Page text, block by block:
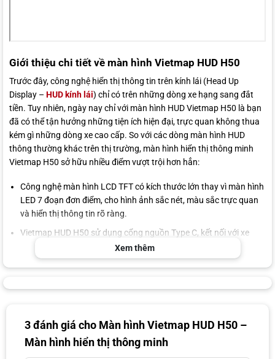
Giới thiệu chi tiết về màn hình Vietmap HUD H50
Trước đây, công nghệ hiển thị thông tin trên kính lái (Head Up
Display – HUD kính lái) chỉ có trên những dòng xe hạng sang đắt
tiền. Tuy nhiên, ngày nay chỉ với màn hình HUD Vietmap H50 là bạn
đã có thể tận hưởng những tiện ích hiện đại, trực quan không thua
kém gì những dòng xe cao cấp. So với các dòng màn hình HUD
thông thường khác trên thị trường, màn hình hiển thị thông minh
Vietmap H50 sở hữu nhiều điểm vượt trội hơn hẳn:
Công nghệ màn hình LCD TFT có kích thước lớn thay vì màn hình
LED 7 đoạn đơn điểm, cho hình ảnh sắc nét, màu sắc trực quan
và hiển thị thông tin rõ ràng.
Vietmap HUD H50 sử dụng cổng nguồn Type C, kết nối với xe
qua cáp OBD II hoặc USB, không can thiệp vào hệ thống điện xe,
không ảnh hưởng chế độ bảo hành xe, đặc biệt phù hợp với các
Sản phẩm tương thích với hầu hết các dòng xe từ sedan cho đến
Thiết bị vừa hiển thị dữ liệu ô tô (vòng tua máy, điện áp xe, tốc độ
xe,…) vừa hiển thị cảnh báo giao thông (tốc độ giới hạn, biển báo,
thông tin làn đường,…). Đây là điểm mà rất ít dòng HUD trên thị
Xem thêm
3 đánh giá cho Màn hình Vietmap HUD H50 –
Màn hình hiển thị thông minh